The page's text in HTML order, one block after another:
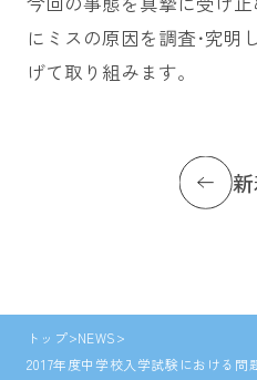
にミスの原因を調査･究明
げて取り組みます。
トップ NEWS
2017年度中学校入学試験における